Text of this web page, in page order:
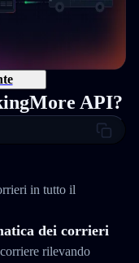
API?
in tutto il
dei corrieri
rilevando